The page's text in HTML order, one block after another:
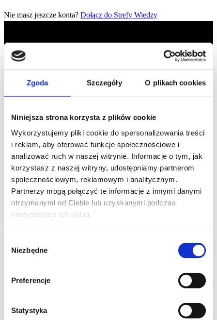
Zgoda Szczegóły O plikach cookies
Niniejsza strona korzysta z plików cookie
Wykorzystujemy pliki cookie do spersonalizowania treści
i reklam, aby oferować funkcje społecznościowe i
analizować ruch w naszej witrynie. Informacje o tym, jak
korzystasz z naszej witryny, udostępniamy partnerom
społecznościowym, reklamowym i analitycznym.
Partnerzy mogą połączyć te informacje z innymi danymi
otrzymanymi od Ciebie lub uzyskanymi podczas
korzystania z ich usług.
zgody
Niezbędne
Preferencje
Statystyka
Nie masz jeszcze konta? Dołącz do Strefy Wiedzy
Profil facebook Czerwona
Profil instagram Czerwona
Szpilka
Profil tiktok Czerwona Szpilka
Profil youtube Czerwona
Szpilka
Kontakt
kontakt@czerwonaszpilka.pl